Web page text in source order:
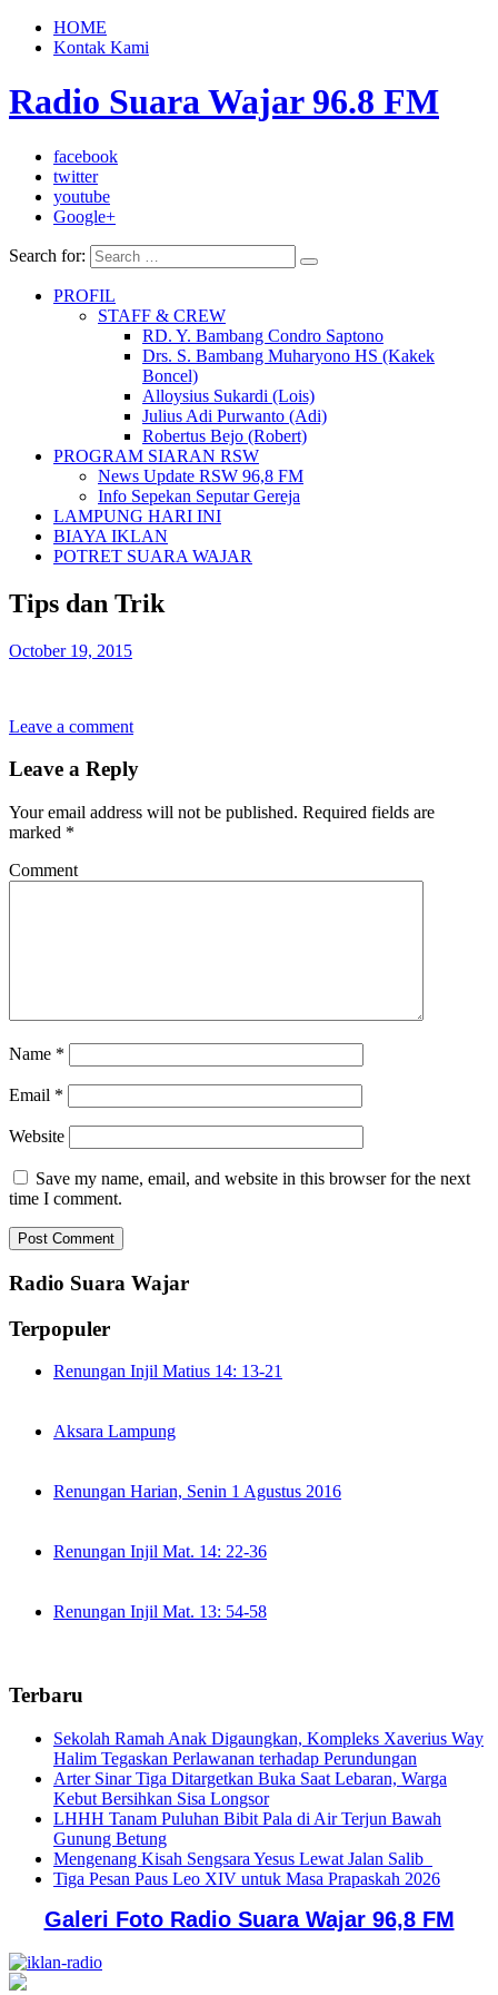
HOME
Kontak Kami
Radio Suara Wajar 96.8 FM
facebook
twitter
youtube
Google+
Search for:
PROFIL
STAFF & CREW
RD. Y. Bambang Condro Saptono
Drs. S. Bambang Muharyono HS (Kakek
Boncel)
Alloysius Sukardi (Lois)
Julius Adi Purwanto (Adi)
Robertus Bejo (Robert)
PROGRAM SIARAN RSW
News Update RSW 96,8 FM
Info Sepekan Seputar Gereja
LAMPUNG HARI INI
BIAYA IKLAN
POTRET SUARA WAJAR
Tips dan Trik
October 19, 2015
Leave a comment
Leave a Reply
Your email address will not be published. Required fields are
marked *
Comment
Name *
Email *
Website
Save my name, email, and website in this browser for the next
time I comment.
Radio Suara Wajar
Terpopuler
Renungan Injil Matius 14: 13-21
Aksara Lampung
Renungan Harian, Senin 1 Agustus 2016
Renungan Injil Mat. 14: 22-36
Renungan Injil Mat. 13: 54-58
Terbaru
Sekolah Ramah Anak Digaungkan, Kompleks Xaverius Way
Halim Tegaskan Perlawanan terhadap Perundungan
Arter Sinar Tiga Ditargetkan Buka Saat Lebaran, Warga
Kebut Bersihkan Sisa Longsor
LHHH Tanam Puluhan Bibit Pala di Air Terjun Bawah
Gunung Betung
Mengenang Kisah Sengsara Yesus Lewat Jalan Salib
Tiga Pesan Paus Leo XIV untuk Masa Prapaskah 2026
Galeri Foto Radio Suara Wajar 96,8 FM